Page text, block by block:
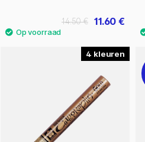
11.60 €
14.50 €
4